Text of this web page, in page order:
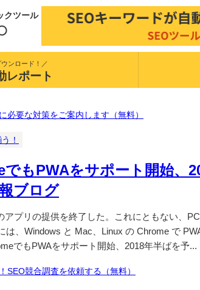
クツール
ンロード！／
レポート
必要な対策をご案内します（無料）
！
もPWAをサポート開始、
ブログ
プリの提供を終了した。これにともない、
、Windows と Mac、Linux の Chrome で
でもPWAをサポート開始、2018年半ばを予...
SEO競合調査を依頼する（無料）